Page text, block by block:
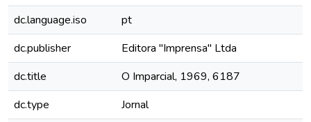
dc.language.iso
pt
dc.publisher
Editora "Imprensa" Ltda
dc.title
O Imparcial, 1969, 6187
dc.type
Jornal